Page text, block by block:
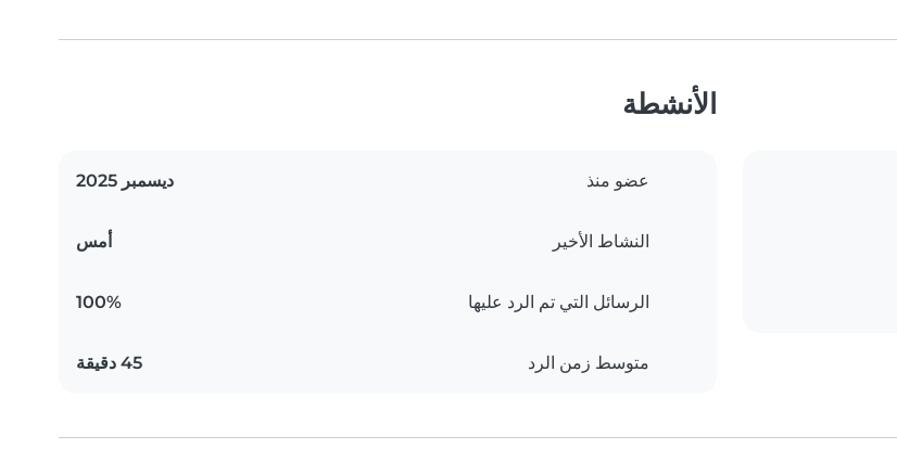
الأنشطة
عضو منذ ديسمبر 2025
النشاط الأخير أمس
الرسائل التي تم الرد عليها 100%
متوسط زمن الرد 45 دقيقة